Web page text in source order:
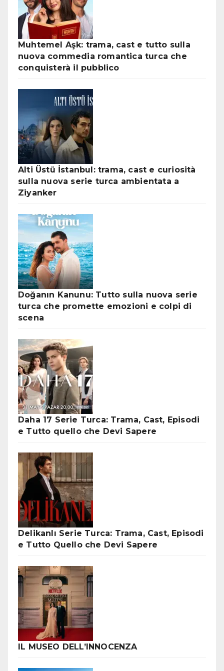
Muhtemel Aşk: trama, cast e tutto sulla
nuova commedia romantica turca che
conquisterà il pubblico
Alti Üstü İstanbul: trama, cast e curiosità
sulla nuova serie turca ambientata a
Ziyanker
Doğanın Kanunu: Tutto sulla nuova serie
turca che promette emozioni e colpi di
scena
Daha 17 Serie Turca: Trama, Cast, Episodi
e Tutto quello che Devi Sapere
Delikanlı Serie Turca: Trama, Cast, Episodi
e Tutto Quello che Devi Sapere
IL MUSEO DELL’INNOCENZA